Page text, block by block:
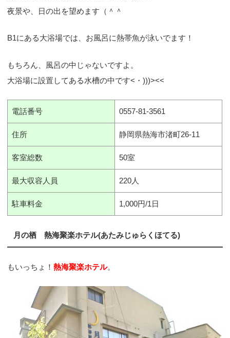
夜景や、日の出を望めます（＾＾
B1にある大浴場では、お風呂に熱帯魚が泳いでます！
もちろん、風呂の中じゃないですよ。
大浴場に設置してある水槽の中です<・)))><<
電話番号 0557-81-3561
住所 静岡県熱海市渚町26-11
客室総数 50室
最大収容人員 220人
駐車料金 1,000円/1日
月の栖 熱海聚楽ホテル(あたみじゅらくほてる)
もいっちょ！熱海聚楽ホテル。